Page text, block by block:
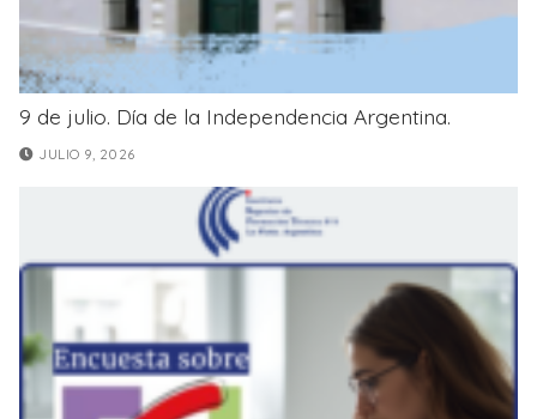
9 de julio. Día de la Independencia Argentina.
JULIO 9, 2026